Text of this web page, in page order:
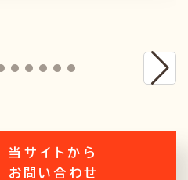
当サイトから
お問い合わせ